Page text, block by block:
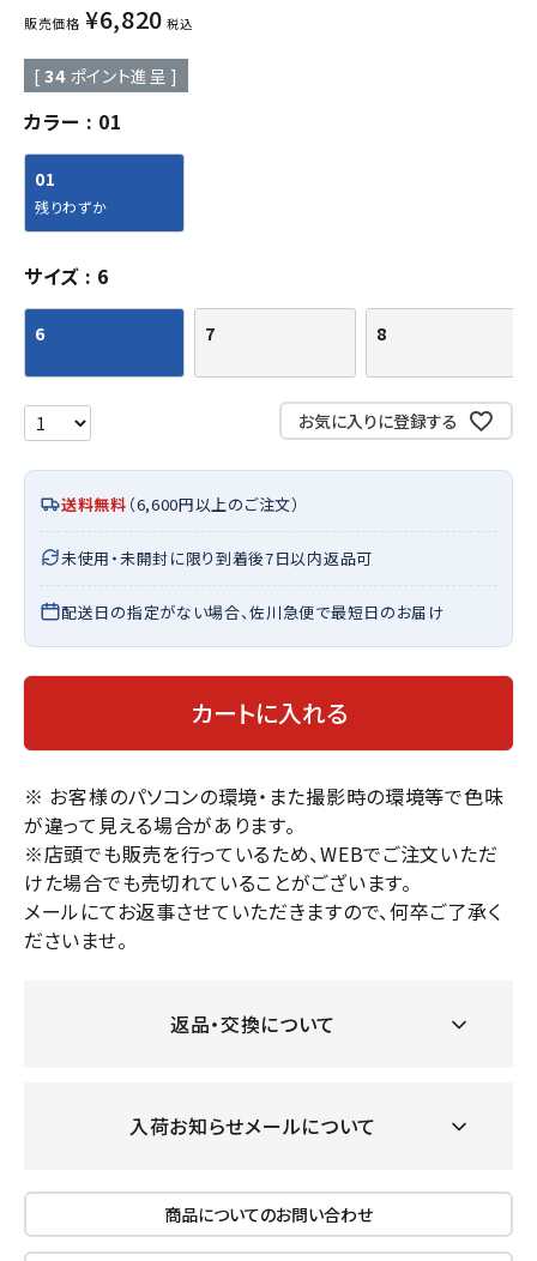
販売価格 ¥6,820 税込
[ 34 ポイント進呈 ]
カラー 01
01
残りわずか
サイズ 6
6 7 8
お気に入りに登録する
送料無料 （6,600円以上のご注文）
未使用・未開封に限り到着後7日以内返品可
配送日の指定がない場合、佐川急便で最短日のお届け
カートに入れる
※ お客様のパソコンの環境・また撮影時の環境等で色味
が違って見える場合があります。
※店頭でも販売を行っているため、WEBでご注文いただ
けた場合でも売切れていることがございます。
メールにてお返事させていただきますので、何卒ご了承く
ださいませ。
返品・交換について
入荷お知らせメールについて
商品についてのお問い合わせ